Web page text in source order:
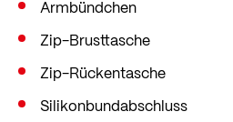
ausgestattet.
Sichtbarkeit und Sicherheit
im Freien.
Armbündchen
Zip-Brusttasche
Zip-Rückentasche
Silikonbundabschluss